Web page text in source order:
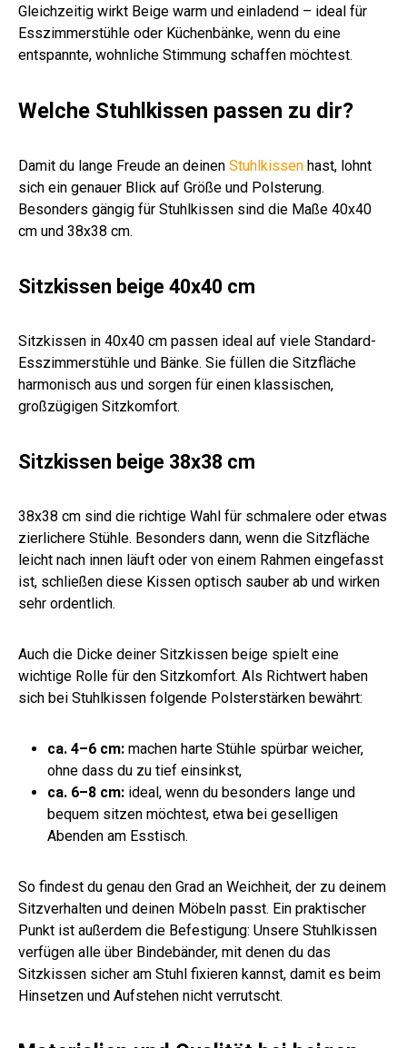
Gleichzeitig wirkt Beige warm und einladend – ideal für
Esszimmerstühle oder Küchenbänke, wenn du eine
entspannte, wohnliche Stimmung schaffen möchtest.
Welche Stuhlkissen passen zu dir?
Damit du lange Freude an deinen Stuhlkissen hast, lohnt
sich ein genauer Blick auf Größe und Polsterung.
Besonders gängig für Stuhlkissen sind die Maße 40x40
cm und 38x38 cm.
Sitzkissen beige 40x40 cm
Sitzkissen in 40x40 cm passen ideal auf viele Standard-
Esszimmerstühle und Bänke. Sie füllen die Sitzfläche
harmonisch aus und sorgen für einen klassischen,
großzügigen Sitzkomfort.
Sitzkissen beige 38x38 cm
38x38 cm sind die richtige Wahl für schmalere oder etwas
zierlichere Stühle. Besonders dann, wenn die Sitzfläche
leicht nach innen läuft oder von einem Rahmen eingefasst
ist, schließen diese Kissen optisch sauber ab und wirken
sehr ordentlich.
Auch die Dicke deiner Sitzkissen beige spielt eine
wichtige Rolle für den Sitzkomfort. Als Richtwert haben
sich bei Stuhlkissen folgende Polsterstärken bewährt:
ca. 4–6 cm: machen harte Stühle spürbar weicher,
ohne dass du zu tief einsinkst,
ca. 6–8 cm: ideal, wenn du besonders lange und
bequem sitzen möchtest, etwa bei geselligen
Abenden am Esstisch.
So findest du genau den Grad an Weichheit, der zu deinem
Sitzverhalten und deinen Möbeln passt. Ein praktischer
Punkt ist außerdem die Befestigung: Unsere Stuhlkissen
verfügen alle über Bindebänder, mit denen du das
Sitzkissen sicher am Stuhl fixieren kannst, damit es beim
Hinsetzen und Aufstehen nicht verrutscht.